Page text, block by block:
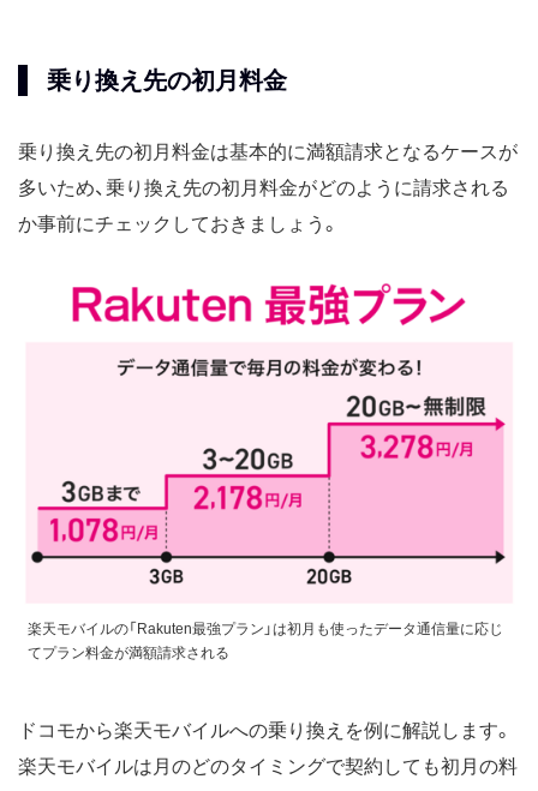
乗り換え先の初月料金
乗り換え先の初月料金は基本的に満額請求となるケースが
多いため、乗り換え先の初月料金がどのように請求される
か事前にチェックしておきましょう。
楽天モバイルの「Rakuten最強プラン」は初月も使ったデータ通信量に応じ
てプラン料金が満額請求される
ドコモから楽天モバイルへの乗り換えを例に解説します。
楽天モバイルは月のどのタイミングで契約しても初月の料